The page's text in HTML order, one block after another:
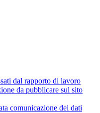
dal rapporto di lavoro
da pubblicare sul sito
comunicazione dei dati